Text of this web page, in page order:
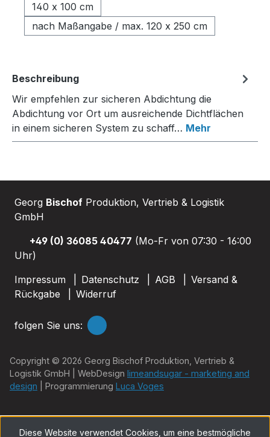
140 x 100 cm
nach Maßangabe / max. 120 x 250 cm
Beschreibung
Wir empfehlen zur sicheren Abdichtung die
Abdichtung vor Ort um ausreichende Dichtflächen
in einem sicheren System zu schaff… Mehr
Georg Bischof Produktion, Vertrieb & Logistik
GmbH
+49 (0) 36085 40477 (Mo-Fr von 07:30 - 16:00
Uhr)
Impressum
Datenschutz AGB
Versand &
Rückgabe
Widerruf
folgen Sie uns:
Copyright © 2026 Georg Bischof Produktion, Vertrieb &
Logistik GmbH | WebDesign limeandsugar - marketing and
design | Programmierung Luca Voges
Diese Website verwendet Cookies, um eine bestmögliche